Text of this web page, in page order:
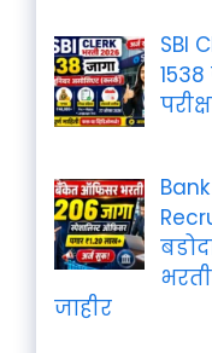
SBI
1538
जाहीर